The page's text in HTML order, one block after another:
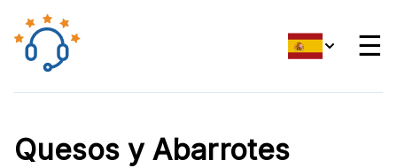
☰
Quesos y Abarrotes